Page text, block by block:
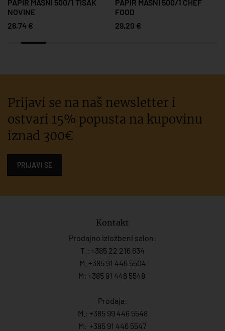
PAPIR MASNI 500/1 TISAK
NOVINE
26,74 €
PAPIR MASNI 500/1 CHEF
FOOD
29,20 €
Prijavi se na naš newsletter i
ostvari 15% popusta na kupovinu
iznad 300€
PRIJAVI SE
Kontakt
Prodajno izložbeni salon:
T.: +385 22 216 634
M. +385 91 446 5504
M: +385 91 446 5548
Prodaja:
M.: +385 99 446 5548
M: +385 91 446 5547